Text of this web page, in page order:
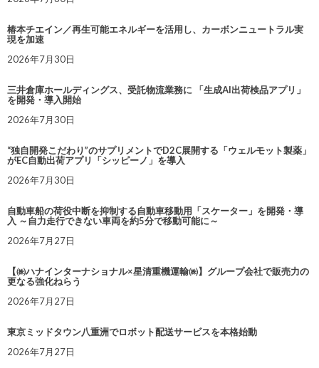
椿本チエイン／再生可能エネルギーを活用し、カーボンニュートラル実
現を加速
2026年7月30日
三井倉庫ホールディングス、受託物流業務に 「生成AI出荷検品アプリ」
を開発・導入開始
2026年7月30日
“独自開発こだわり”のサプリメントでD2C展開する「ウェルモット製薬」
がEC自動出荷アプリ「シッピーノ」を導入
2026年7月30日
自動車船の荷役中断を抑制する自動車移動用「スケーター」を開発・導
入 ～自力走行できない車両を約5分で移動可能に～
2026年7月27日
【㈱ハナインターナショナル×星清重機運輸㈱】グループ会社で販売力の
更なる強化ねらう
2026年7月27日
東京ミッドタウン八重洲でロボット配送サービスを本格始動
2026年7月27日